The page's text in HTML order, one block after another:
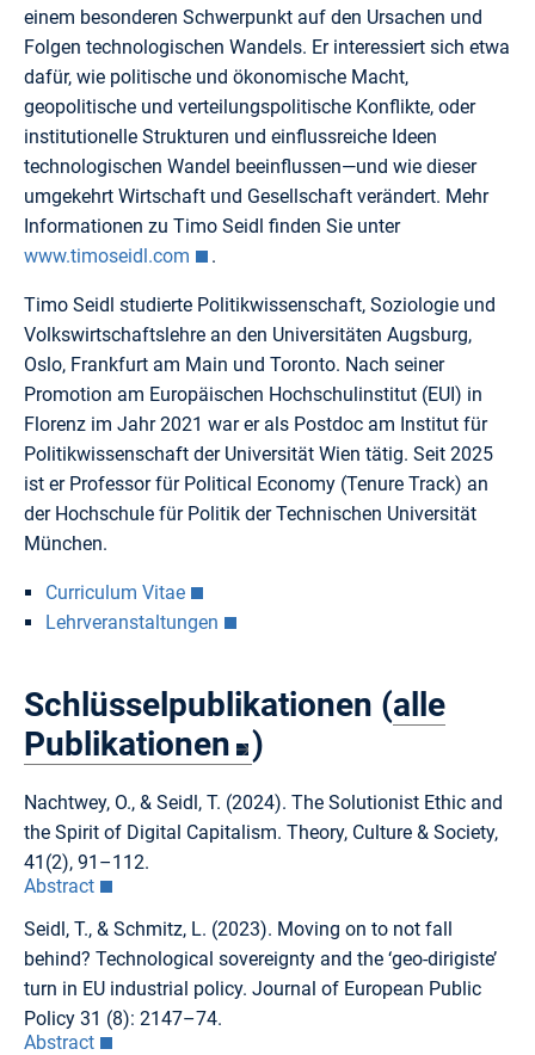
einem besonderen Schwerpunkt auf den Ursachen und
Folgen technologischen Wandels. Er interessiert sich etwa
dafür, wie politische und ökonomische Macht,
geopolitische und verteilungspolitische Konflikte, oder
institutionelle Strukturen und einflussreiche Ideen
technologischen Wandel beeinflussen—und wie dieser
umgekehrt Wirtschaft und Gesellschaft verändert. Mehr
Informationen zu Timo Seidl finden Sie unter
www.timoseidl.com
.
Timo Seidl studierte Politikwissenschaft, Soziologie und
Volkswirtschaftslehre an den Universitäten Augsburg,
Oslo, Frankfurt am Main und Toronto. Nach seiner
Promotion am Europäischen Hochschulinstitut (EUI) in
Florenz im Jahr 2021 war er als Postdoc am Institut für
Politikwissenschaft der Universität Wien tätig. Seit 2025
ist er Professor für Political Economy (Tenure Track) an
der Hochschule für Politik der Technischen Universität
München.
Curriculum Vitae
Lehrveranstaltungen
Schlüsselpublikationen (alle
Publikationen )
Nachtwey, O., & Seidl, T. (2024). The Solutionist Ethic and
the Spirit of Digital Capitalism. Theory, Culture & Society,
41(2), 91–112.
Abstract
Seidl, T., & Schmitz, L. (2023). Moving on to not fall
behind? Technological sovereignty and the ‘geo-dirigiste’
turn in EU industrial policy. Journal of European Public
Policy 31 (8): 2147–74.
Abstract